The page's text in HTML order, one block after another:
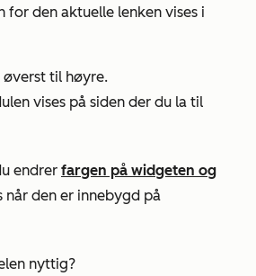
for den aktuelle lenken vises i
øverst til høyre.
vises på siden der du la til
endrer fargen på widgeten og
når den er innebygd på
nyttig?